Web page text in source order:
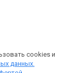
cookies и
данных.